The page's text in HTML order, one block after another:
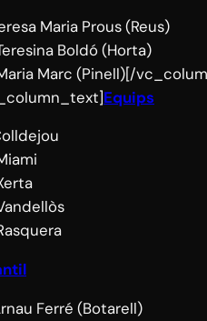
Maria Prous (Reus)
Boldó (Horta)
Marc (Pinell)[/
Equips
Ferré (Botarell)